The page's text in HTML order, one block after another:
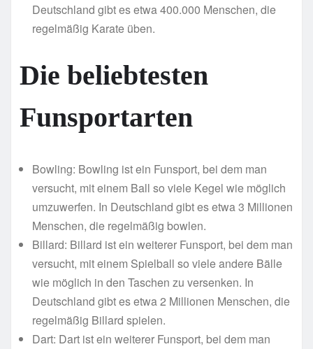
Deutschland gibt es etwa 400.000 Menschen, die
regelmäßig Karate üben.
Die beliebtesten
Funsportarten
Bowling: Bowling ist ein Funsport, bei dem man
versucht, mit einem Ball so viele Kegel wie möglich
umzuwerfen. In Deutschland gibt es etwa 3 Millionen
Menschen, die regelmäßig bowlen.
Billard: Billard ist ein weiterer Funsport, bei dem man
versucht, mit einem Spielball so viele andere Bälle
wie möglich in den Taschen zu versenken. In
Deutschland gibt es etwa 2 Millionen Menschen, die
regelmäßig Billard spielen.
Dart: Dart ist ein weiterer Funsport, bei dem man